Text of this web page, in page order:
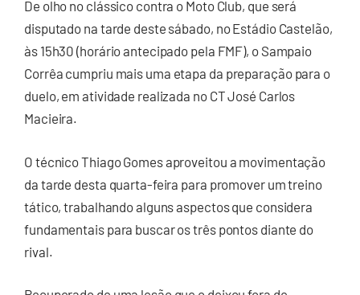
De olho no clássico contra o Moto Club, que será
disputado na tarde deste sábado, no Estádio Castelão,
às 15h30 (horário antecipado pela FMF), o Sampaio
Corrêa cumpriu mais uma etapa da preparação para o
duelo, em atividade realizada no CT José Carlos
Macieira.
O técnico Thiago Gomes aproveitou a movimentação
da tarde desta quarta-feira para promover um treino
tático, trabalhando alguns aspectos que considera
fundamentais para buscar os três pontos diante do
rival.